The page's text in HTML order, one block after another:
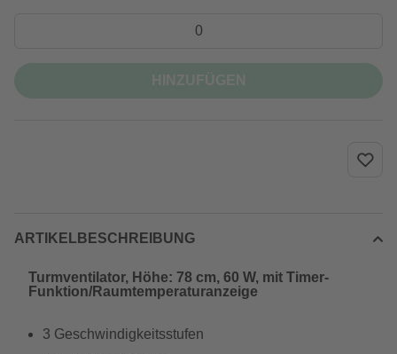
ARTIKELBESCHREIBUNG
Turmventilator, Höhe: 78 cm, 60 W, mit Timer-
Funktion/Raumtemperaturanzeige
3 Geschwindigkeitsstufen